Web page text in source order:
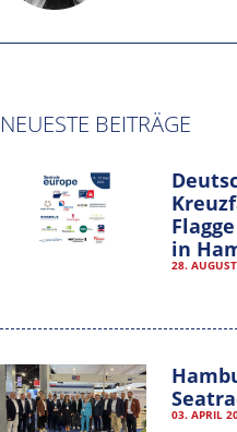
NEUESTE BEITRÄGE
in
28.
03. APRIL
Hamburg